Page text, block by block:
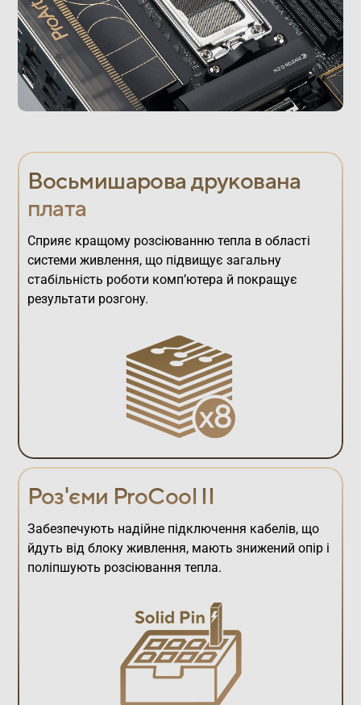
Восьмишарова друкована
плата
Сприяє кращому розсіюванню тепла в області
системи живлення, що підвищує загальну
стабільність роботи комп’ютера й покращує
результати розгону.
Роз'єми ProCool II
Забезпечують надійне підключення кабелів, що
йдуть від блоку живлення, мають знижений опір і
поліпшують розсіювання тепла.